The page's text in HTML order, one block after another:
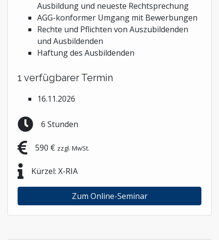
Ausbildung und neueste Rechtsprechung
AGG-konformer Umgang mit Bewerbungen
Rechte und Pflichten von Auszubildenden
und Ausbildenden
Haftung des Ausbildenden
1 verfügbarer Termin
16.11.2026
6 Stunden
590 € zzgl. MwSt.
Kürzel: X-RIA
Zum Online-Seminar